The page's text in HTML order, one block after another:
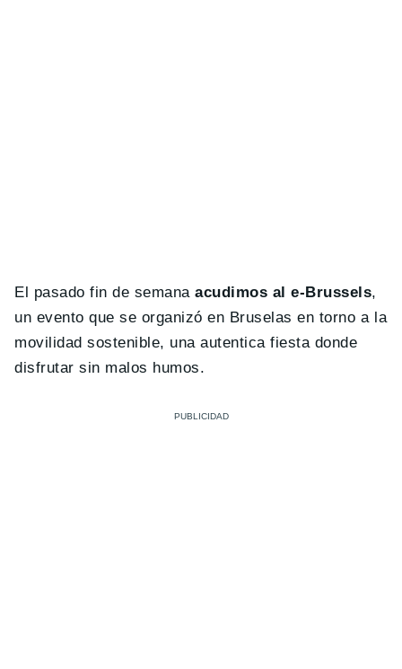
El pasado fin de semanaacudimos al e-Brussels,
un evento que se organizó en Bruselas en torno a la
movilidad sostenible, una autentica fiesta donde
disfrutar sin malos humos.